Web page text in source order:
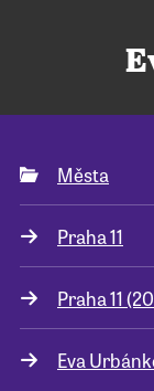
Kontakty
Místa
O projektu
Pro města
Pro školy
Města
Praha 11
Praha 11
Eva